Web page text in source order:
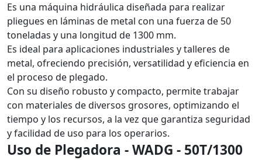
Es una máquina hidráulica diseñada para realizar
pliegues en láminas de metal con una fuerza de 50
toneladas y una longitud de 1300 mm.
Es ideal para aplicaciones industriales y talleres de
metal, ofreciendo precisión, versatilidad y eficiencia en
el proceso de plegado.
Con su diseño robusto y compacto, permite trabajar
con materiales de diversos grosores, optimizando el
tiempo y los recursos, a la vez que garantiza seguridad
y facilidad de uso para los operarios.
Uso de Plegadora - WADG - 50T/1300